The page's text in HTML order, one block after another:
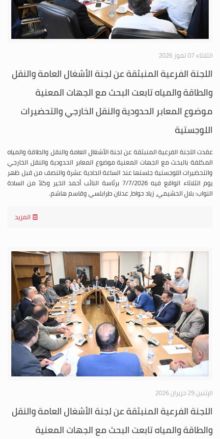
الثلاثاء 07 تموز 2026
اللجنة الفرعية المنبثقة عن لجنة الأشغال العامة والنقل
والطاقة والمياه تابعت البحث مع الجهات المعنية
موضوع المعابر الحدودية والنقل الخارجي والتحضيرات
اللوجستية
عقدت اللجنة الفرعية المنبثقة عن لجنة الأشغال العامة والنقل والطاقة والمياه
المكلفة بالبحث مع الجهات المعنية موضوع المعابر الحدودية والنقل الخارجي
والتحضيرات اللوجستية جلستها عند الساعة الحادية عشرة والنصف من قبل ظهر
يوم الثلاثاء الواقع فيه 7/7/2026 برئاسة النائب أحمد الخير وكلاً من السادة
النواب: بلال الحشيمي، زياد حواط، عدنان طرابلسي وقاسم هاشم.
المزيد
الإثنين 29 حزيران 2026
اللجنة الفرعية المنبثقة عن لجنة الأشغال العامة والنقل
والطاقة والمياه تابعت البحث مع الجهات المعنية